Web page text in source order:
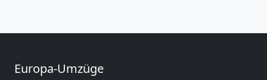
Europa-Umzüge